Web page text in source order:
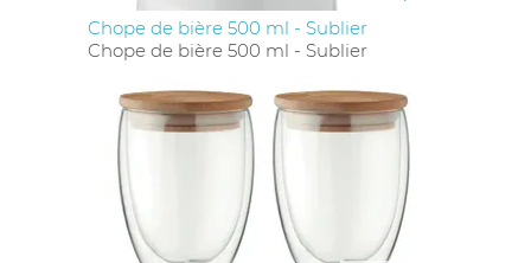
Chope de bière 500 ml - Sublier
Chope de bière 500 ml - Sublier